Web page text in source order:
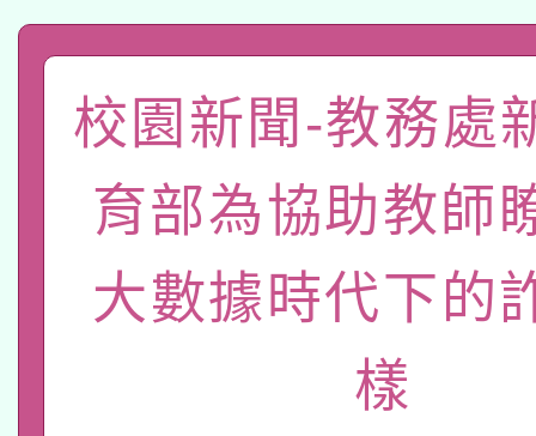
礎課程
A3數位素養講師名單
「數位內容與教學軟體
pilot」
有關大陸委員會函釋公
薪期間赴陸應申請許可
轉知經濟部水利署委託
業技術研究院辦理「
用水績優單位及節水達
115年8月22日(星期六
桃園市孔廟祈福系列
2026年桃園地景藝術
本校115學年度第2次
校園新聞-教務處
育部為協助教師
大數據時代下的
樣